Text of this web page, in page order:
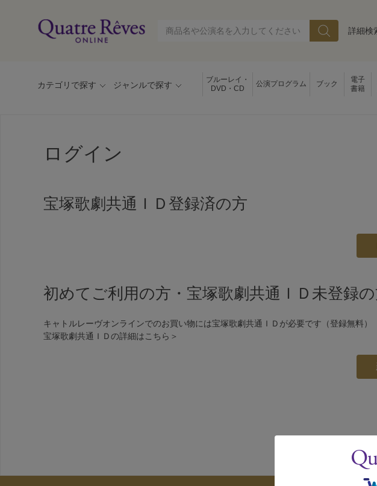
詳細検
カテゴリで探す ジャンルで探す
ブルーレイ・
DVD・CD
公演プログラム ブック
電子
書籍
ログイン
宝塚歌劇共通ＩＤ登録済の方
初めてご利用の方・宝塚歌劇共通ＩＤ未登録
キャトルレーヴオンラインでのお買い物には宝塚歌劇共通ＩＤが必要です（登録無料）
宝塚歌劇共通ＩＤの詳細は こちら＞